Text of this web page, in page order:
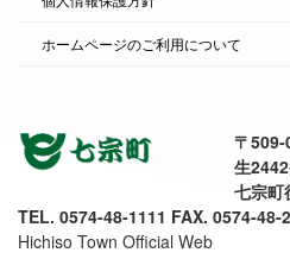
ホームページのご利用について
〒
生
七宗町
TEL. 0574-48-1111 FAX. 0574-48-
Hichiso Town Official Web